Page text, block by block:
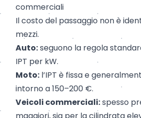
commerciali
Il costo del passaggio non è
mezzi.
Auto:seguono la regola
IPT per kW.
Moto: l’IPT è fissa e
intorno a 150–200 €.
Veicoli commerciali:spesso